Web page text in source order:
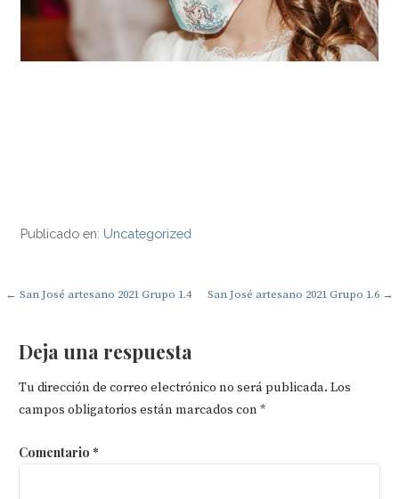
Publicado en: Uncategorized
Navegación
entradas
← San José artesano 2021 Grupo 1.4 San José artesano 2021 Grupo 1.6 →
Deja una respuesta
Tu dirección de correo electrónico no será publicada. Los
campos obligatorios están marcados con *
Comentario *